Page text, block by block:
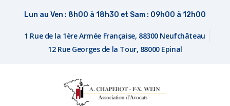
Lun au Ven : 8h00 à 18h30 et Sam : 09h00 à 12h00
1 Rue de la 1ère Armée Française, 88300 Neufchâteau
12 Rue Georges de la Tour, 88000 Epinal